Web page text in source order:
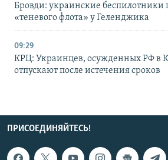
Бровди: украинские беспилотники
«теневого флота» у Геленджика
09:29
КРЦ: Украинцев, осужденных РФ в
отпускают после истечения сроков
ПРИСОЕДИНЯЙТЕСЬ!